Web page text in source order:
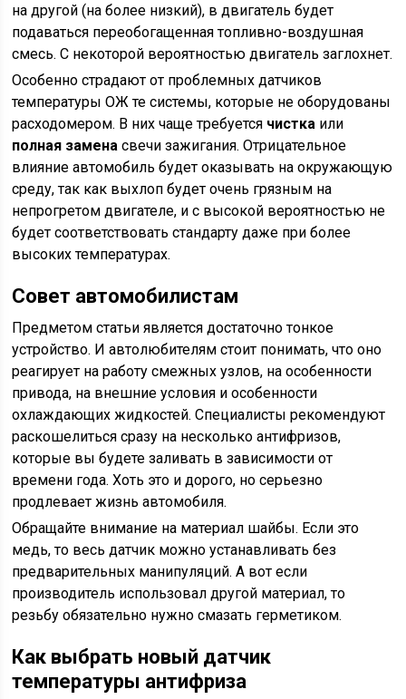
на другой (на более низкий), в двигатель будет
подаваться переобогащенная топливно-воздушная
смесь. С некоторой вероятностью двигатель заглохнет.
Особенно страдают от проблемных датчиков
температуры ОЖ те системы, которые не оборудованы
расходомером. В них чаще требуется чистка или
полная замена свечи зажигания. Отрицательное
влияние автомобиль будет оказывать на окружающую
среду, так как выхлоп будет очень грязным на
непрогретом двигателе, и с высокой вероятностью не
будет соответствовать стандарту даже при более
высоких температурах.
Совет автомобилистам
Предметом статьи является достаточно тонкое
устройство. И автолюбителям стоит понимать, что оно
реагирует на работу смежных узлов, на особенности
привода, на внешние условия и особенности
охлаждающих жидкостей. Специалисты рекомендуют
раскошелиться сразу на несколько антифризов,
которые вы будете заливать в зависимости от
времени года. Хоть это и дорого, но серьезно
продлевает жизнь автомобиля.
Обращайте внимание на материал шайбы. Если это
медь, то весь датчик можно устанавливать без
предварительных манипуляций. А вот если
производитель использовал другой материал, то
резьбу обязательно нужно смазать герметиком.
Как выбрать новый датчик
температуры антифриза